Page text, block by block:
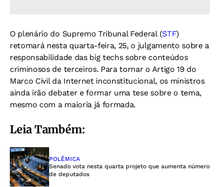
O plenário do Supremo Tribunal Federal (STF)
retomará nesta quarta-feira, 25, o julgamento sobre a
responsabilidade das big techs sobre conteúdos
criminosos de terceiros. Para tornar o Artigo 19 do
Marco Civil da Internet inconstitucional, os ministros
ainda irão debater e formar uma tese sobre o tema,
mesmo com a maioria já formada.
Leia Também:
POLÊMICA
Senado vota nesta quarta projeto que aumenta número
de deputados